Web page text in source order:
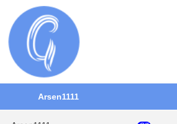
Arsen1111